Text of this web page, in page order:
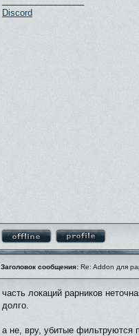
Discord
Заголовок сообщения: Re: Addon для
часть локаций рарников
долго.
а не, вру, убитые фильтруются